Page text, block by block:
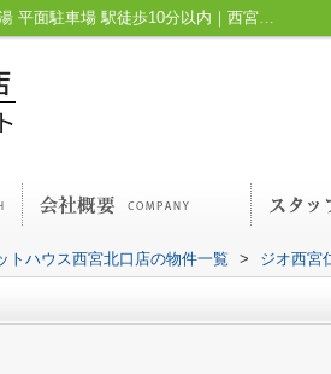
ジオ西宮仁川ソルコリーナ｜オンライン内見可 洗面所独立 給湯 平面駐車場 駅徒歩10分以内｜西宮市の賃貸と不動産｜ピタットハウス西宮北口店
トハウス西宮北口店の物件一覧 > ジオ西宮